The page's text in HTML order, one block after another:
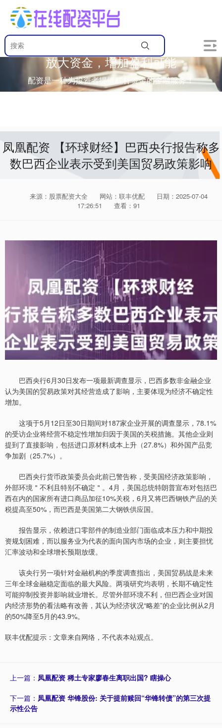
放大资金，增加盈利可能
配资是一种为投资者提供杠杆资金的金融服务！
凤凰配资 【环球财经】巴西央行报告称多
数巴西企业表示受到美国贸易政策影响
来源：股票配资大全 网站：联丰优配
日期：2025-07-04
17:26:51
查看：91
巴西央行6月30日发布一项最新调查显示，巴西多数非金融企业
认为美国的贸易政策对其经营造成了影响，主要体现为经济不确定性
增加。
这项于5月12日至30日期间对187家企业开展的调查显示，78.1%
的受访企业将经营不稳定性增加归因于美国的关税措施。其他企业则
提到了直接影响，包括进口原材料成本上升（27.8%）和外国产品竞
争加剧（25.7%）。
巴西央行货币政策委员会此前已警告称，受美国经济政策影响，
外部环境＂不利且特别不确定＂。4月，美国总统特朗普宣布对包括巴
西在内的国家所有进口商品加征10%关税，6月又将巴西钢铁产品的关
税提高至50%，而巴西是美国第二大钢铁供应国。
报告显示，依赖进口零部件的制造业部门面临成本压力和中期投
资规划困难，而以服务业为代表的面向国内市场的企业，则主要担忧
汇率波动和全球增长预期放缓。
该央行另一项针对金融机构的季度调查指出，美国贸易战是未来
三年全球金融稳定面临的最大风险。两项研究均表明，长期不确定性
可能抑制投资并影响就业增长。尽管外部环境不利，但巴西企业对国
内经济形势的看法略有改善，其认为经济状况“略差”的企业比例从2月
的50%降至5月的43.9%。
联丰优配提示：文章来自网络，不代表本站观点。
上一篇： 凤凰配资 稀土专家廖春生离职出国? 瞎操心
下一篇： 凤凰配资 华锋股份: 关于提前赎回“华锋转债”的第三次提
示性公告